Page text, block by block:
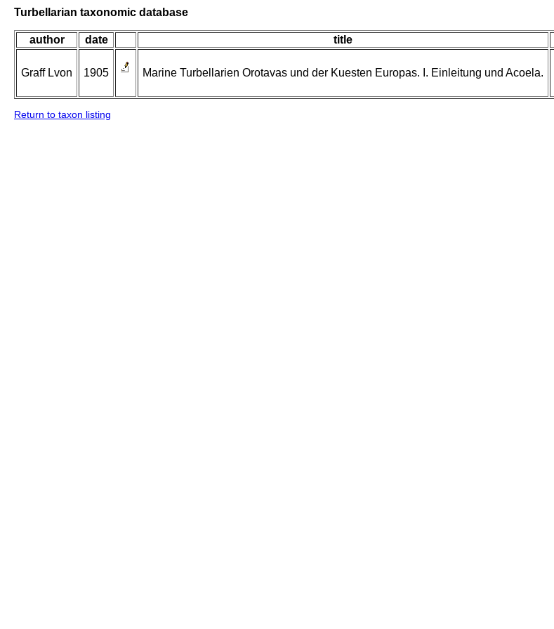
Turbellarian taxonomic database
author date title
Graff Lvon 1905 Marine Turbellarien Orotavas und der Kuesten Europas. I. Einleitung und Acoela.
Return to taxon listing